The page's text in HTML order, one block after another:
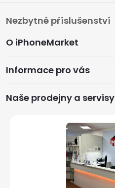
Z
á
p
a
O iPhoneMarket
Informace pro vás
Naše prodejny a servisy
Nezbytné příslušenství